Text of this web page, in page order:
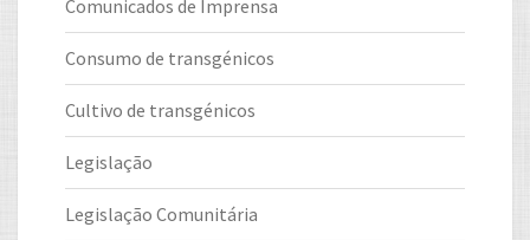
Comunicados de Imprensa
Consumo de transgénicos
Cultivo de transgénicos
Legislação
Legislação Comunitária